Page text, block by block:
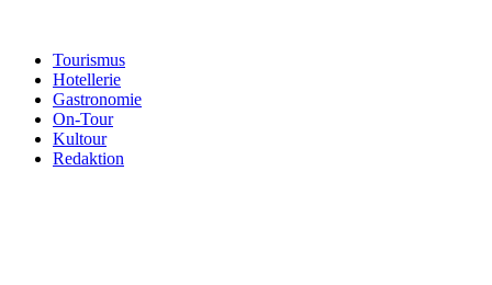
Tourismus
Hotellerie
Gastronomie
On-Tour
Kultour
Redaktion